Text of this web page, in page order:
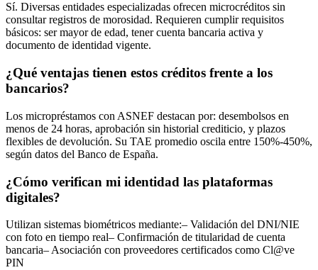
Sí. Diversas entidades especializadas ofrecen microcréditos sin
consultar registros de morosidad. Requieren cumplir requisitos
básicos: ser mayor de edad, tener cuenta bancaria activa y
documento de identidad vigente.
¿Qué ventajas tienen estos créditos frente a los
bancarios?
Los micropréstamos con ASNEF destacan por: desembolsos en
menos de 24 horas, aprobación sin historial crediticio, y plazos
flexibles de devolución. Su TAE promedio oscila entre 150%-450%,
según datos del Banco de España.
¿Cómo verifican mi identidad las plataformas
digitales?
Utilizan sistemas biométricos mediante:– Validación del DNI/NIE
con foto en tiempo real– Confirmación de titularidad de cuenta
bancaria– Asociación con proveedores certificados como Cl@ve
PIN